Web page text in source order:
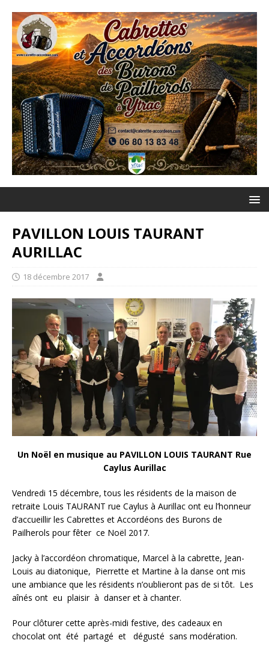
PAVILLON LOUIS TAURANT
AURILLAC
18 décembre 2017
Un Noël en musique au PAVILLON LOUIS TAURANT Rue
Caylus Aurillac
Vendredi 15 décembre, tous les résidents de la maison de
retraite Louis TAURANT rue Caylus à Aurillac ont eu l’honneur
d’accueillir les Cabrettes et Accordéons des Burons de
Pailherols pour fêter ce Noël 2017.
Jacky à l’accordéon chromatique, Marcel à la cabrette, Jean-
Louis au diatonique, Pierrette et Martine à la danse ont mis
une ambiance que les résidents n’oublieront pas de si tôt. Les
aînés ont eu plaisir à danser et à chanter.
Pour clôturer cette après-midi festive, des cadeaux en
chocolat ont été partagé et dégusté sans modération.